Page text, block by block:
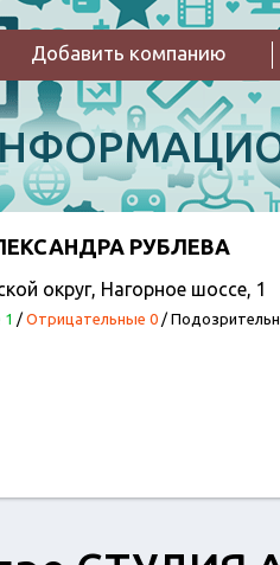
Добавить компанию
РУБЛЕВА
округ, Нагорное шоссе, 1
/ Отрицательные 0/